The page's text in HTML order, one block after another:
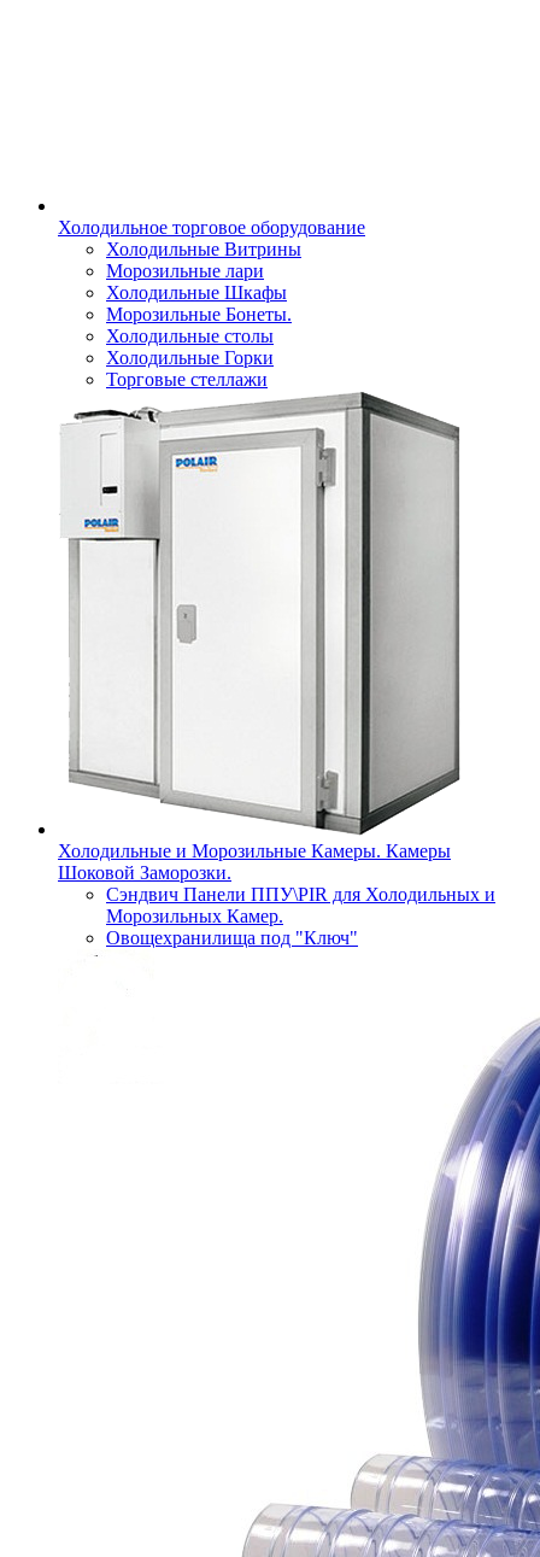
Холодильное торговое оборудование
Холодильные Витрины
Морозильные лари
Холодильные Шкафы
Морозильные Бонеты.
Холодильные столы
Холодильные Горки
Торговые стеллажи
Холодильные и Морозильные Камеры. Камеры
Шоковой Заморозки.
Сэндвич Панели ППУ\PIR для Холодильных и
Морозильных Камер.
Овощехранилища под "Ключ"